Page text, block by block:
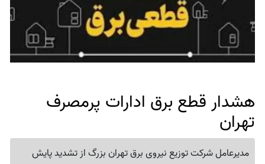
هشدار قطع برق ادارات پرمصرف
تهران
مدیرعامل شرکت توزیع نیروی برق تهران بزرگ از تشدید پایش